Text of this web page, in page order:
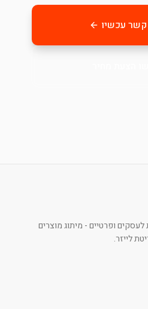
קשר עכשיו
ופרטיים - מיתוג מוצרים
לייזר.